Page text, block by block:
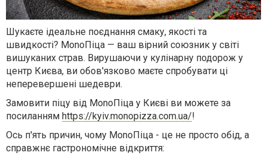
Шукаєте ідеальне поєднання смаку, якості та
швидкості? MonoПіца — ваш вірний союзник у світі
вишуканих страв. Вирушаючи у кулінарну подорож у
центр Києва, ви обов'язково маєте спробувати ці
неперевершені шедеври.
Замовити піцу від MonoПіца у Києві ви можете за
посиланням https://kyiv.monopizza.com.ua/!
Ось п'ять причин, чому MonoПіца - це не просто обід, а
справжнє гастрономічне відкриття: